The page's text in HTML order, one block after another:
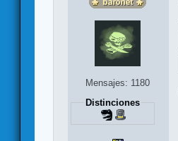
Mensajes: 1180
Distinciones